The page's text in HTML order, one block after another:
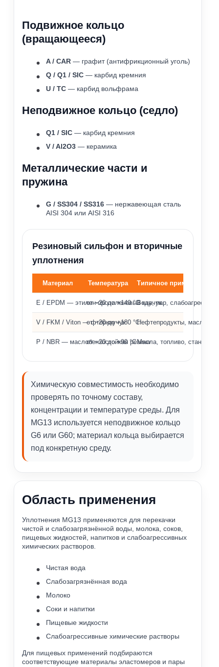
Подвижное кольцо
(вращающееся)
A / CAR — графит (антифрикционный уголь)
Q / Q1 / SIC — карбид кремния
U / TC — карбид вольфрама
Неподвижное кольцо (седло)
Q1 / SIC — карбид кремния
V / Al2O3 — керамика
Металлические части и
пружина
G / SS304 / SS316 — нержавеющая сталь
AISI 304 или AISI 316
Резиновый сильфон и вторичные
уплотнения
Материал Температура Типичное применение
E / EPDM — этилен-пропиленовый каучук
от −20 до +140 °CВода, пар,
V / FKM / Viton — фторкаучук
от −20 до +180 °CНефтепродукты, масла,
P / NBR — маслобензостойкая резина
от −20 до +90 °CМасла, топливо,
Химическую совместимость необходимо
проверять по точному составу,
концентрации и температуре среды. Для
MG13 используется неподвижное кольцо
G6 или G60; материал кольца выбирается
под конкретную среду.
Область применения
Уплотнения MG13 применяются для перекачки
чистой и слабозагрязнённой воды, молока, соков,
пищевых жидкостей, напитков и слабоагрессивных
химических растворов.
Чистая вода
Слабозагрязнённая вода
Молоко
Соки и напитки
Пищевые жидкости
Слабоагрессивные химические растворы
Для пищевых применений подбираются
соответствующие материалы эластомеров и пары